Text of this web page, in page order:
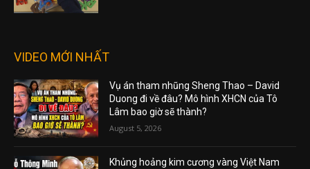
VIDEO MỚI NHẤT
Vụ án tham nhũng Sheng Thao – David
Duong đi về đâu? Mô hình XHCN của Tô
Lâm bao giờ sẽ thành?
August 5, 2026
Khủng hoảng kim cương vàng Việt Nam